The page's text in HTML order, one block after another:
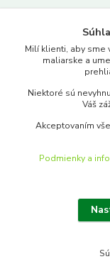
www.merkantil.sk
Pondelok-Piatok: 9.00-
Milí klienti, aby sme
maliarske a
Niektoré sú
Váš
Akceptovaním
Podmienky a